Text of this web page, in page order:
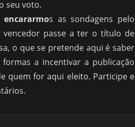
seu voto.
encararmos as sondagens pelo
passe a ter o título de
o que se pretende aqui é saber
a incentivar a publicação
quem for aqui eleito. Participe e